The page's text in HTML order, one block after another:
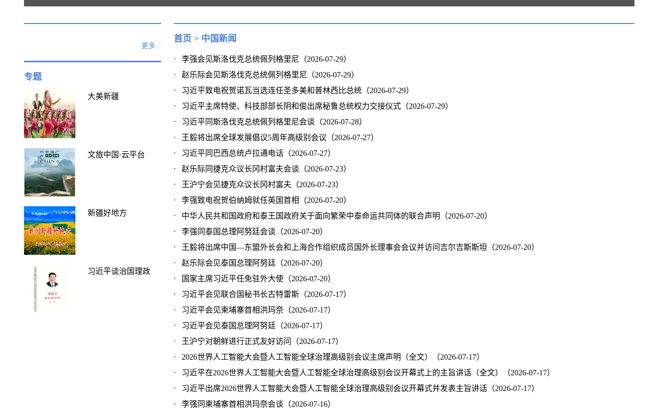
更多...
专题
大美新疆
文旅中国·云平台
新疆好地方
习近平谈治国理政
首页 > 中国新闻
李强会见斯洛伐克总统佩列格里尼（2026-07-29）
赵乐际会见斯洛伐克总统佩列格里尼（2026-07-29）
习近平致电祝贺诺瓦当选连任圣多美和普林西比总统（2026-07-29）
习近平主席特使、科技部部长阴和俊出席秘鲁总统权力交接仪式（2026-07-29）
习近平同斯洛伐克总统佩列格里尼会谈（2026-07-28）
王毅将出席全球发展倡议5周年高级别会议（2026-07-27）
习近平同巴西总统卢拉通电话（2026-07-27）
赵乐际同捷克众议长冈村富夫会谈（2026-07-23）
王沪宁会见捷克众议长冈村富夫（2026-07-23）
李强致电祝贺伯纳姆就任英国首相（2026-07-20）
中华人民共和国政府和泰王国政府关于面向繁荣中泰命运共同体的联合声明（2026-07-20）
李强同泰国总理阿努廷会谈（2026-07-20）
王毅将出席中国—东盟外长会和上海合作组织成员国外长理事会会议并访问吉尔吉斯斯坦（2026-07-20）
赵乐际会见泰国总理阿努廷（2026-07-20）
国家主席习近平任免驻外大使（2026-07-20）
习近平会见联合国秘书长古特雷斯（2026-07-17）
习近平会见柬埔寨首相洪玛奈（2026-07-17）
习近平会见泰国总理阿努廷（2026-07-17）
王沪宁对朝鲜进行正式友好访问（2026-07-17）
2026世界人工智能大会暨人工智能全球治理高级别会议主席声明（全文）（2026-07-17）
习近平在2026世界人工智能大会暨人工智能全球治理高级别会议开幕式上的主旨讲话（全文）（2026-07-17）
习近平出席2026世界人工智能大会暨人工智能全球治理高级别会议开幕式并发表主旨讲话（2026-07-17）
李强同柬埔寨首相洪玛奈会谈（2026-07-16）